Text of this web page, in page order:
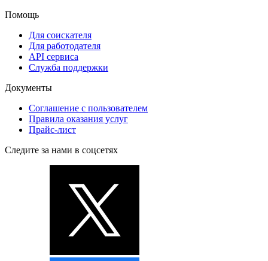
Помощь
Для соискателя
Для работодателя
API сервиса
Служба поддержки
Документы
Соглашение с пользователем
Правила оказания услуг
Прайс-лист
Следите за нами в соцсетях